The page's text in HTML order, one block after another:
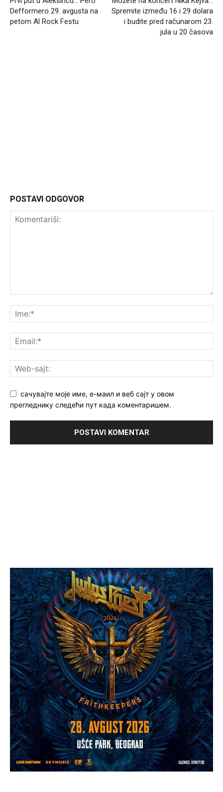
Defformero 29. avgusta na
petom Al Rock Festu
Spremite između 16 i 29 dolara
i budite pred računarom 23.
jula u 20 časova
POSTAVI ODGOVOR
сачувајте моје име, е-маил и веб сајт у овом
прегледнику следећи пут када коментаришем.